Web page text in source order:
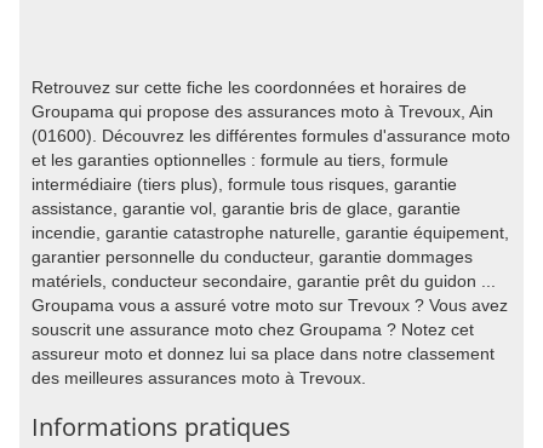
Retrouvez sur cette fiche les coordonnées et horaires de
Groupama qui propose des assurances moto à Trevoux, Ain
(01600). Découvrez les différentes formules d'assurance moto
et les garanties optionnelles : formule au tiers, formule
intermédiaire (tiers plus), formule tous risques, garantie
assistance, garantie vol, garantie bris de glace, garantie
incendie, garantie catastrophe naturelle, garantie équipement,
garantier personnelle du conducteur, garantie dommages
matériels, conducteur secondaire, garantie prêt du guidon ...
Groupama vous a assuré votre moto sur Trevoux ? Vous avez
souscrit une assurance moto chez Groupama ? Notez cet
assureur moto et donnez lui sa place dans notre classement
des meilleures assurances moto à Trevoux.
Informations pratiques